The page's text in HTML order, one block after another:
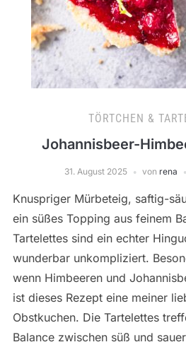
TÖRTCHEN &
Johannisbeer-
31. August 2025 von rena
Knuspriger Mürbeteig, saftig-
ein süßes Topping aus feinem
Tartelettes sind ein echter
wunderbar unkompliziert.
wenn Himbeeren und
ist dieses Rezept eine meiner
Obstkuchen. Die Tartelettes
Balance zwischen süß und